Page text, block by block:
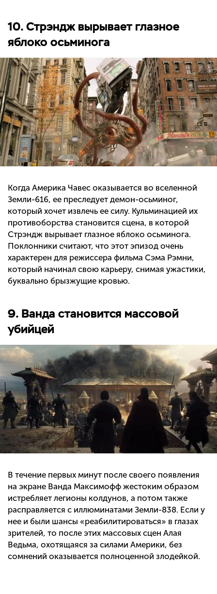
10. Стрэндж вырывает глазное
яблоко осьминога
Когда Америка Чавес оказывается во вселенной
Земли-616, ее преследует демон-осьминог,
который хочет извлечь ее силу. Кульминацией их
противоборства становится сцена, в которой
Стрэндж вырывает глазное яблоко осьминога.
Поклонники считают, что этот эпизод очень
характерен для режиссера фильма Сэма Рэмни,
который начинал свою карьеру, снимая ужастики,
буквально брызжущие кровью.
9. Ванда становится массовой
убийцей
В течение первых минут после своего появления
на экране Ванда Максимофф жестоким образом
истребляет легионы колдунов, а потом также
расправляется с иллюминатами Земли-838. Если у
нее и были шансы «реабилитироваться» в глазах
зрителей, то после этих массовых сцен Алая
Ведьма, охотящаяся за силами Америки, без
сомнений оказывается полноценной злодейкой.